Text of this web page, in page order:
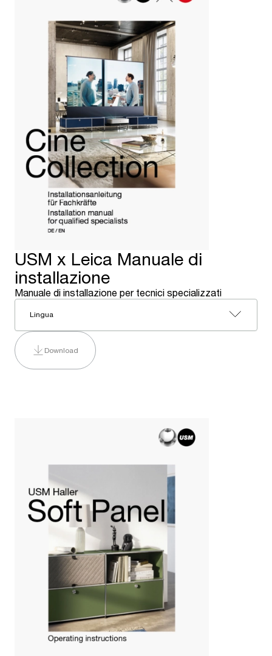
USM x Leica Manuale di
installazione
Manuale di installazione per tecnici specializzati
Lingua
Download